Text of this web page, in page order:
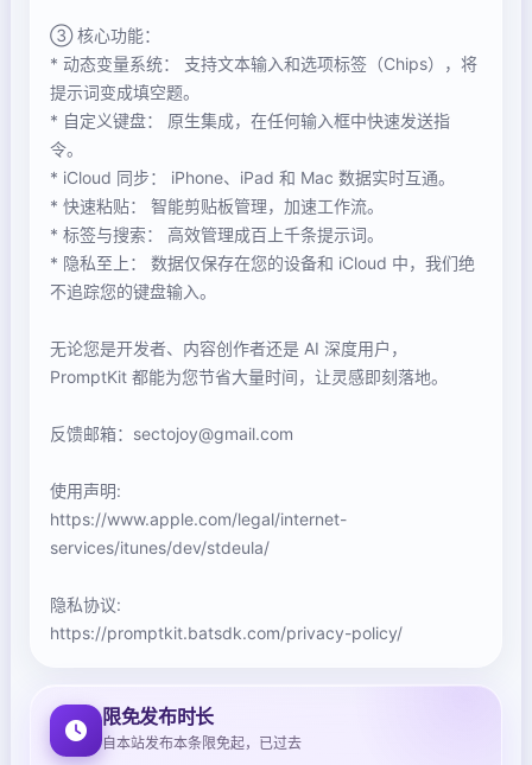
③ 核心功能：
* 动态变量系统： 支持文本输入和选项标签（Chips），将
提示词变成填空题。
* 自定义键盘： 原生集成，在任何输入框中快速发送指
令。
* iCloud 同步： iPhone、iPad 和 Mac 数据实时互通。
* 快速粘贴： 智能剪贴板管理，加速工作流。
* 标签与搜索： 高效管理成百上千条提示词。
* 隐私至上： 数据仅保存在您的设备和 iCloud 中，我们绝
不追踪您的键盘输入。
无论您是开发者、内容创作者还是 AI 深度用户，
PromptKit 都能为您节省大量时间，让灵感即刻落地。
反馈邮箱：sectojoy@gmail.com
使用声明:
https://www.apple.com/legal/internet-
services/itunes/dev/stdeula/
隐私协议:
https://promptkit.batsdk.com/privacy-policy/
限免发布时长
自本站发布本条限免起，已过去